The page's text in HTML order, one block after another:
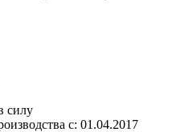
силу
с: 01.04.2017